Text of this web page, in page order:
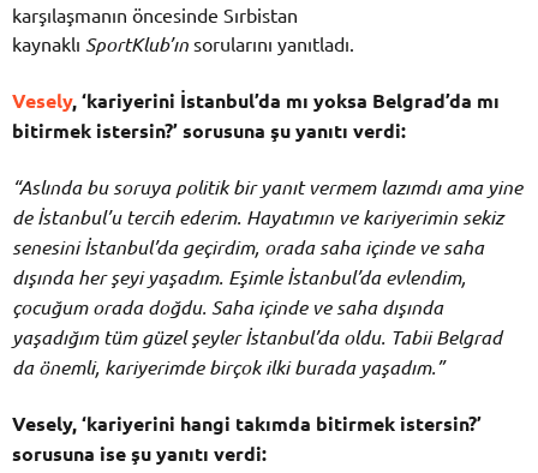
karşılaşmanın öncesinde Sırbistan
kaynaklı SportKlub’ın sorularını yanıtladı.
Vesely, ‘kariyerini İstanbul’da mı yoksa Belgrad’da mı
bitirmek istersin?’ sorusuna şu yanıtı verdi:
“Aslında bu soruya politik bir yanıt vermem lazımdı ama yine
de İstanbul’u tercih ederim. Hayatımın ve kariyerimin sekiz
senesini İstanbul’da geçirdim, orada saha içinde ve saha
dışında her şeyi yaşadım. Eşimle İstanbul’da evlendim,
çocuğum orada doğdu. Saha içinde ve saha dışında
yaşadığım tüm güzel şeyler İstanbul’da oldu. Tabii Belgrad
da önemli, kariyerimde birçok ilki burada yaşadım.”
Vesely, ‘kariyerini hangi takımda bitirmek istersin?’
sorusuna ise şu yanıtı verdi: